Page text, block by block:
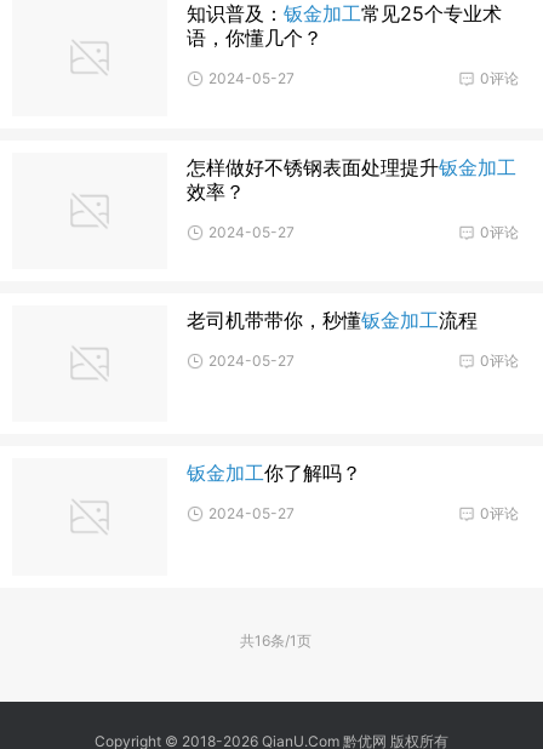
知识普及：钣金加工常见25个专业术
语，你懂几个？
0评论
2024-05-27
怎样做好不锈钢表面处理提升钣金加工
效率？
0评论
2024-05-27
老司机带带你，秒懂钣金加工流程
0评论
2024-05-27
钣金加工你了解吗？
0评论
2024-05-27
共16条/1页
Copyright © 2018-2026 QianU.Com 黔优网 版权所有